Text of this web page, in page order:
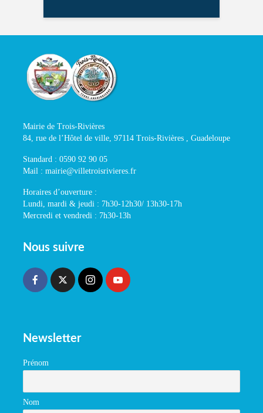
Mairie de Trois-Rivières
84, rue de l’Hôtel de ville, 97114 Trois-Rivières , Guadeloupe
Standard : 0590 92 90 05
Mail : mairie@villetroisrivieres.fr
Horaires d’ouverture :
Lundi, mardi & jeudi : 7h30-12h30/ 13h30-17h
Mercredi et vendredi : 7h30-13h
Nous suivre
Newsletter
Prénom
Nom